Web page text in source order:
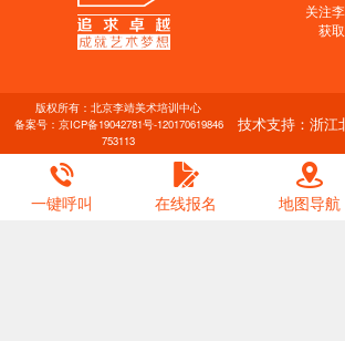
一键呼叫 在线报名 地图导航
关注
获
版权所有：北京李靖美术培训中心
备案号： 京ICP备19042781号-120170619846
753113
技术支持：浙江